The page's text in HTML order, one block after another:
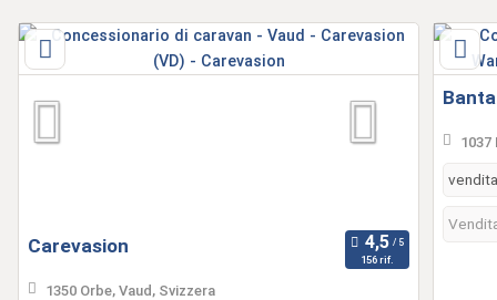
Carevasion
156 rif.
1350 Orbe, Vaud, Svizzera
1037